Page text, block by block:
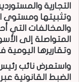
التجارية
وتثبيتها ومستوى
والمخالفات التي
المتواصلة إلى
وتقاريرها
واستعرض نائب
الضبط القانونية